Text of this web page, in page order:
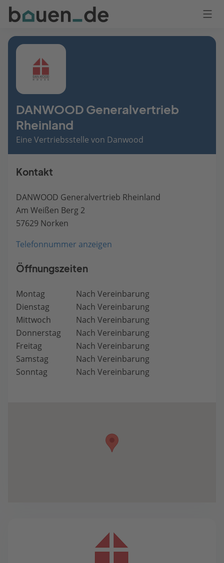
Bauen
Logo
Anmelden
DANWOOD Generalvertrieb
Rheinland
Eine Vertriebsstelle von Danwood
Kontakt
DANWOOD Generalvertrieb Rheinland
Am Weißen Berg 2
57629 Norken
Telefonnummer anzeigen
Öffnungszeiten
Montag
Nach Vereinbarung
Dienstag
Nach Vereinbarung
Mittwoch
Nach Vereinbarung
Donnerstag
Nach Vereinbarung
Freitag
Nach Vereinbarung
Samstag
Nach Vereinbarung
Sonntag
Nach Vereinbarung